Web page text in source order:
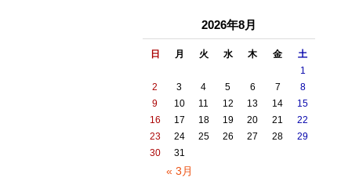
2026年8月
日 月 火 水 木 金 土
« 3月
1
2
3 4 5 6 7
8
9
10 11 12 13 14
15
16
17 18 19 20 21
22
23
24 25 26 27 28
29
30
31